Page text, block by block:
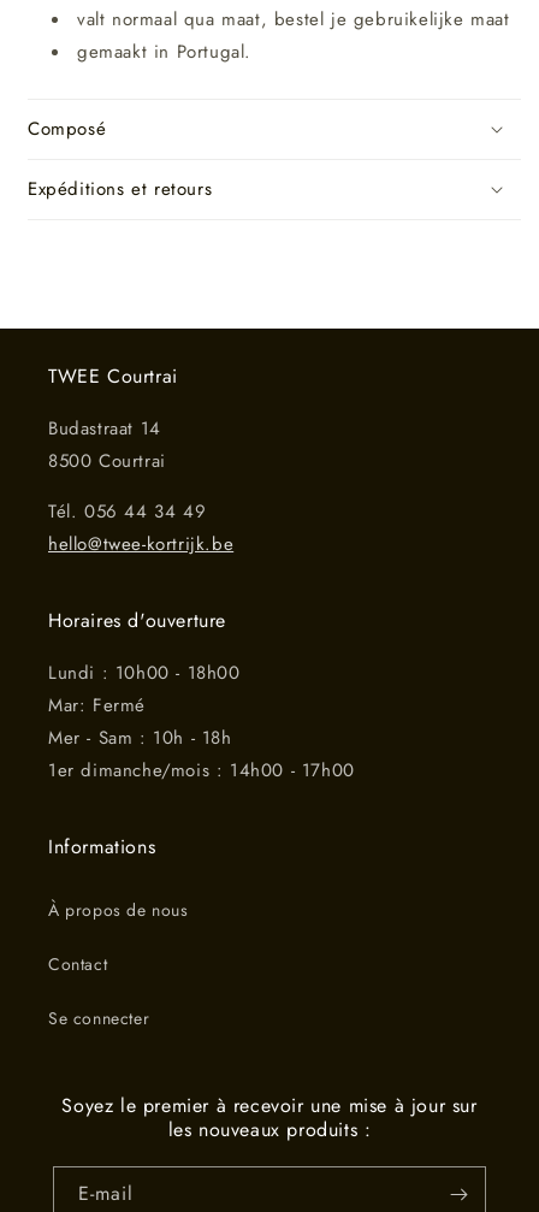
valt normaal qua maat, bestel je gebruikelijke maat
gemaakt in Portugal.
Composé
Expéditions et retours
TWEE Courtrai
Budastraat 14
8500 Courtrai
Tél. 056 44 34 49
hello@twee-kortrijk.be
Horaires d'ouverture
Lundi : 10h00 - 18h00
Mar: Fermé
Mer - Sam : 10h - 18h
1er dimanche/mois : 14h00 - 17h00
Informations
À propos de nous
Contact
Se connecter
Soyez le premier à recevoir une mise à jour sur
les nouveaux produits :
E-mail